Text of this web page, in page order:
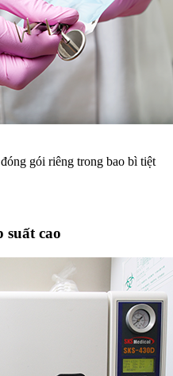
gói riêng trong bao bì tiệt
suất cao